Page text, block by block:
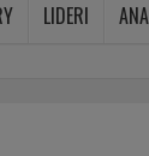
LIDERI